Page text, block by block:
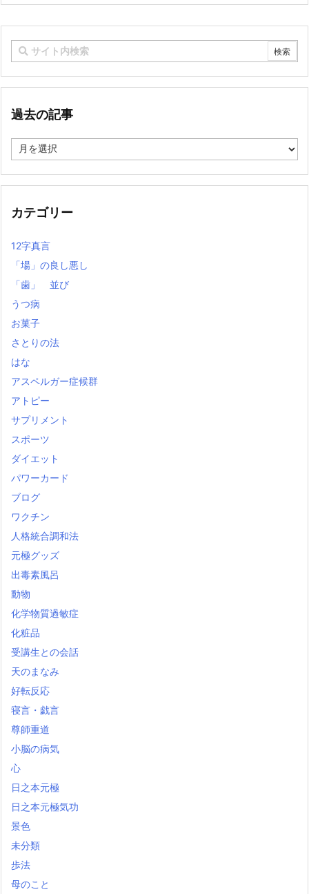
過去の記事
去
記
カテゴリー
12字真言
「場」の良し悪し
「歯」 並び
うつ病
お菓子
さとりの法
はな
アスペルガー症候群
アトピー
サプリメント
スポーツ
ダイエット
パワーカード
ブログ
ワクチン
人格統合調和法
元極グッズ
出毒素風呂
動物
化学物質過敏症
化粧品
受講生との会話
天のまなみ
好転反応
寝言・戯言
尊師重道
小脳の病気
心
日之本元極
日之本元極気功
景色
未分類
歩法
母のこと